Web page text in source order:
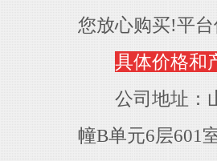
您放心购买!平
具体价格和
公司地址：山
幢B单元6层601